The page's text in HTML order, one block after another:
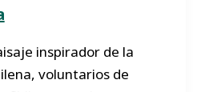
inspirador de la
voluntarios de